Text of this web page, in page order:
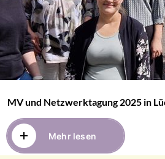
MV und Netzwerktagung 2025 in
Mehr lesen